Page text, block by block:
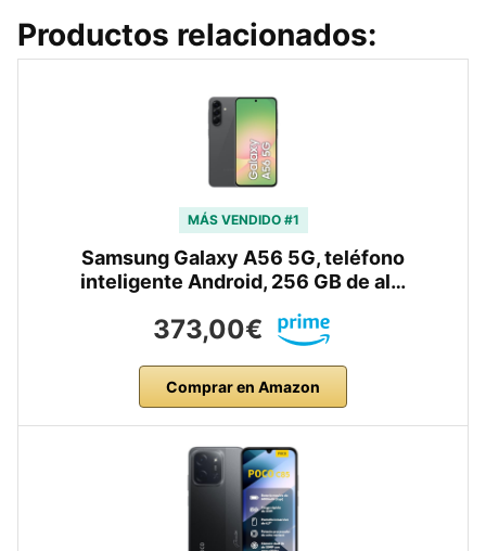
Productos relacionados:
MÁS VENDIDO #1
Samsung Galaxy A56 5G, teléfono
inteligente Android, 256 GB de al…
373,00€
Comprar en Amazon